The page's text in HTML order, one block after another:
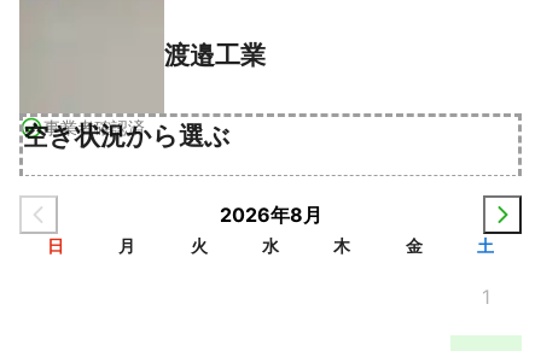
事業者確認済
渡邉工業
空き状況から選ぶ
2026年8月
日 月 火 水 木 金 土
1